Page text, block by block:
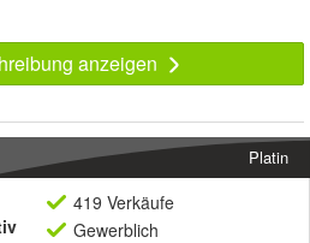
anzeigen
Platin
419 Verkäufe
Gewerblich